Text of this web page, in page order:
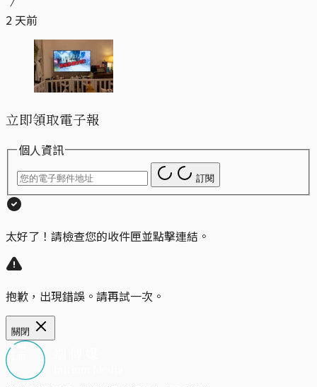
2 天前
立即領取電子報
個人資訊
訂閱
太好了！請檢查您的收件匣並點擊連結。
抱歉，出現錯誤。請再試一次。
關閉